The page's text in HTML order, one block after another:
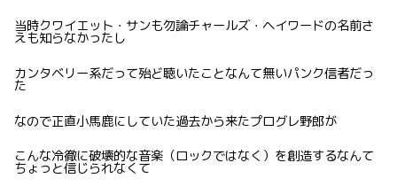
当時クワイエット・サンも勿論チャールズ・ヘイワードの名前さ
えも知らなかったし
カンタベリー系だって殆ど聴いたことなんて無いパンク信者だっ
た
なので正直小馬鹿にしていた過去から来たプログレ野郎が
こんな冷徹に破壊的な音楽（ロックではなく）を創造するなんて
ちょっと信じられなくて